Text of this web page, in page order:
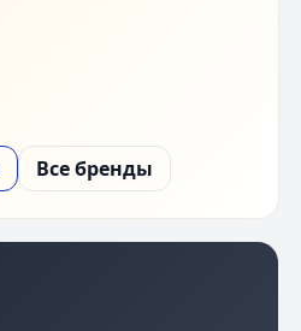
Все бренды